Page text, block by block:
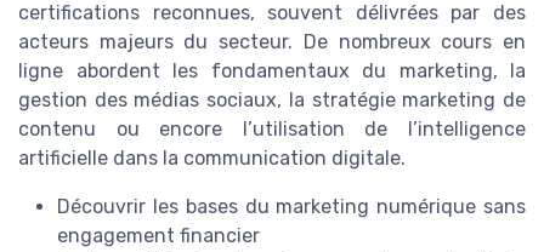
certifications reconnues, souvent délivrées par des
acteurs majeurs du secteur. De nombreux cours en
ligne abordent les fondamentaux du marketing, la
gestion des médias sociaux, la stratégie marketing de
contenu ou encore l’utilisation de l’intelligence
artificielle dans la communication digitale.
Découvrir les bases du marketing numérique sans
engagement financier